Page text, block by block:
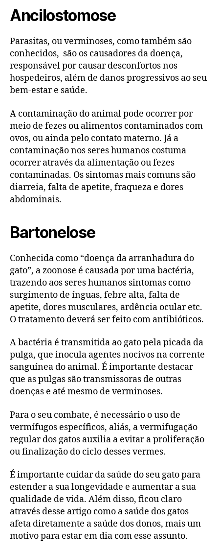
Ancilostomose
Parasitas, ou verminoses, como também são
conhecidos, são os causadores da doença,
responsável por causar desconfortos nos
hospedeiros, além de danos progressivos ao seu
bem-estar e saúde.
A contaminação do animal pode ocorrer por
meio de fezes ou alimentos contaminados com
ovos, ou ainda pelo contato materno. Já a
contaminação nos seres humanos costuma
ocorrer através da alimentação ou fezes
contaminadas. Os sintomas mais comuns são
diarreia, falta de apetite, fraqueza e dores
abdominais.
Bartonelose
Conhecida como “doença da arranhadura do
gato”, a zoonose é causada por uma bactéria,
trazendo aos seres humanos sintomas como
surgimento de ínguas, febre alta, falta de
apetite, dores musculares, ardência ocular etc.
O tratamento deverá ser feito com antibióticos.
A bactéria é transmitida ao gato pela picada da
pulga, que inocula agentes nocivos na corrente
sanguínea do animal. É importante destacar
que as pulgas são transmissoras de outras
doenças e até mesmo de verminoses.
Para o seu combate, é necessário o uso de
vermífugos específicos, aliás, a vermifugação
regular dos gatos auxilia a evitar a proliferação
ou finalização do ciclo desses vermes.
É importante cuidar da saúde do seu gato para
estender a sua longevidade e aumentar a sua
qualidade de vida. Além disso, ficou claro
através desse artigo como a saúde dos gatos
afeta diretamente a saúde dos donos, mais um
motivo para estar em dia com esse assunto.